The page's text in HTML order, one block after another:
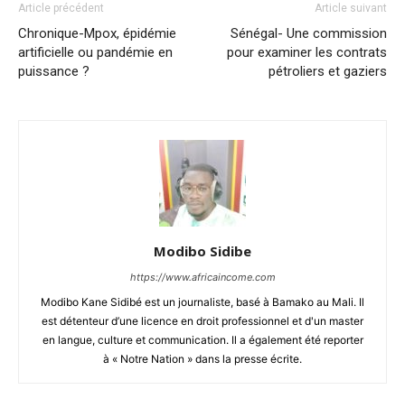
Article précédent
Chronique-Mpox, épidémie
artificielle ou pandémie en
puissance ?
Article suivant
Sénégal- Une commission
pour examiner les contrats
pétroliers et gaziers
Modibo Sidibe
https://www.africaincome.com
Modibo Kane Sidibé est un journaliste, basé à Bamako au Mali. Il
est détenteur d’une licence en droit professionnel et d'un master
en langue, culture et communication. Il a également été reporter
à « Notre Nation » dans la presse écrite.